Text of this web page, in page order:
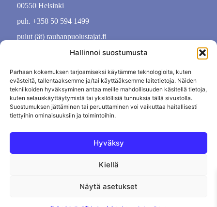
Hallinnoi suostumusta
Parhaan kokemuksen tarjoamiseksi käytämme teknologioita, kuten
evästeitä, tallentaaksemme ja/tai käyttääksemme laitetietoja. Näiden
tekniikoiden hyväksyminen antaa meille mahdollisuuden käsitellä tietoja,
kuten selauskäyttäytymistä tai yksilöllisiä tunnuksia tällä sivustolla.
Suostumuksen jättäminen tai peruuttaminen voi vaikuttaa haitallisesti
tiettyihin ominaisuuksiin ja toimintoihin.
Hyväksy
Kiellä
Näytä asetukset
00550 Helsinki
puh. +358 50 594 1499
pulut (ät) rauhanpuolustajat.fi
Evästekäytäntö
Tilauksen peruutus